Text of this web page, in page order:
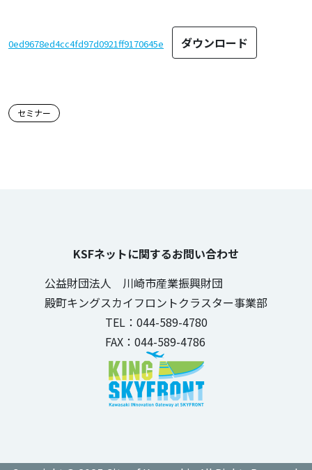
0ed9678ed4cc4fd97d0921ff9170645e ダウンロード
この記事のタグ
セミナー
KSFネットに関するお問い合わせ
公益財団法人 川崎市産業振興財団
殿町キングスカイフロントクラスター事業部
TEL：044-589-4780
FAX：044-589-4786